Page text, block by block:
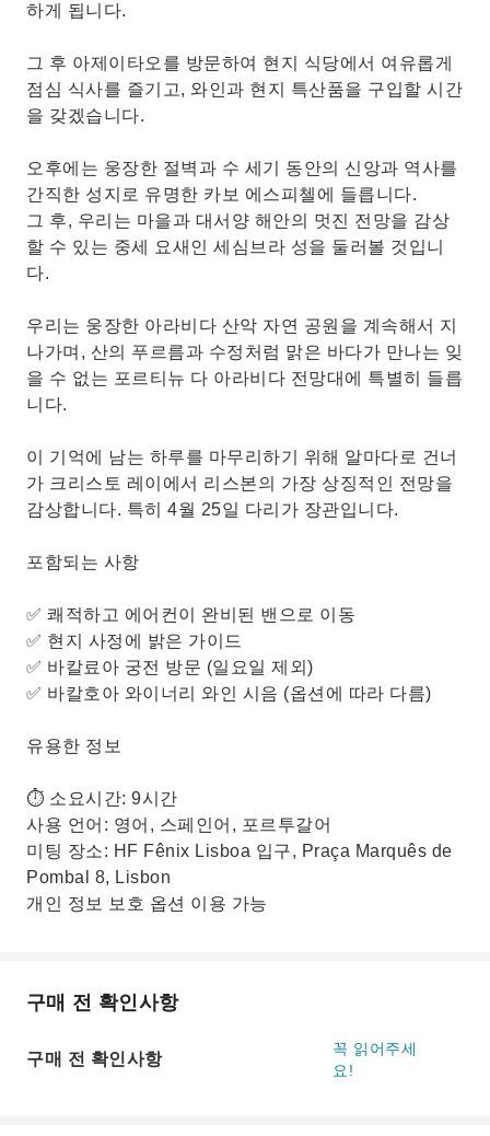
하게 됩니다.
그 후 아제이타오를 방문하여 현지 식당에서 여유롭게
점심 식사를 즐기고, 와인과 현지 특산품을 구입할 시간
을 갖겠습니다.
오후에는 웅장한 절벽과 수 세기 동안의 신앙과 역사를
간직한 성지로 유명한 카보 에스피첼에 들릅니다.
그 후, 우리는 마을과 대서양 해안의 멋진 전망을 감상
할 수 있는 중세 요새인 세심브라 성을 둘러볼 것입니
다.
우리는 웅장한 아라비다 산악 자연 공원을 계속해서 지
나가며, 산의 푸르름과 수정처럼 맑은 바다가 만나는 잊
을 수 없는 포르티뉴 다 아라비다 전망대에 특별히 들릅
니다.
이 기억에 남는 하루를 마무리하기 위해 알마다로 건너
가 크리스토 레이에서 리스본의 가장 상징적인 전망을
감상합니다. 특히 4월 25일 다리가 장관입니다.
포함되는 사항
✅ 쾌적하고 에어컨이 완비된 밴으로 이동
✅ 현지 사정에 밝은 가이드
✅ 바칼료아 궁전 방문 (일요일 제외)
✅ 바칼호아 와이너리 와인 시음 (옵션에 따라 다름)
유용한 정보
⏱ 소요시간: 9시간
사용 언어: 영어, 스페인어, 포르투갈어
미팅 장소: HF Fênix Lisboa 입구, Praça Marquês de
Pombal 8, Lisbon
개인 정보 보호 옵션 이용 가능
구매 전 확인사항
구매 전 확인사항
꼭 읽어주세
요!